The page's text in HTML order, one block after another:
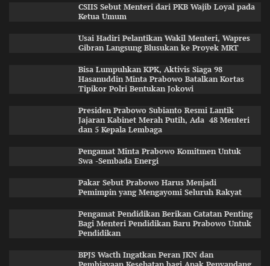
CSIIS Sebut Menteri dari PKB Wajib Loyal pada
Ketua Umum
Usai Hadiri Pelantikan Wakil Menteri, Wapres
Gibran Langsung Blusukan ke Proyek MRT
Bisa Lumpuhkan KPK, Aktivis Siaga 98
Hasanuddin Minta Prabowo Batalkan Kortas
Tipikor Polri Bentukan Jokowi
Presiden Prabowo Subianto Resmi Lantik
Jajaran Kabinet Merah Putih, Ada 48 Menteri
dan 5 Kepala Lembaga
Pengamat Minta Prabowo Komitmen Untuk
Swa -Sembada Energi
Pakar Sebut Prabowo Harus Menjadi
Pemimpin yang Mengayomi Seluruh Rakyat
Pengamat Pendidikan Berikan Catatan Penting
Bagi Menteri Pendidikan Baru Prabowo Untuk
Pendidikan
BPJS Wacth Ingatkan Peran JKN dan